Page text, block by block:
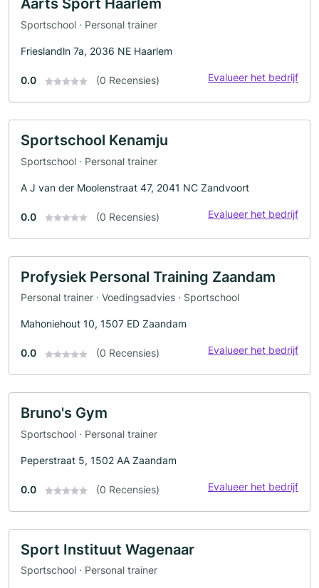
Aarts Sport Haarlem
Sportschool · Personal trainer
Frieslandln 7a, 2036 NE Haarlem
0.0 (0 Recensies) Evalueer het bedrijf
Sportschool Kenamju
Sportschool · Personal trainer
A J van der Moolenstraat 47, 2041 NC Zandvoort
0.0 (0 Recensies) Evalueer het bedrijf
Profysiek Personal Training Zaandam
Personal trainer · Voedingsadvies · Sportschool
Mahoniehout 10, 1507 ED Zaandam
0.0 (0 Recensies) Evalueer het bedrijf
Bruno's Gym
Sportschool · Personal trainer
Peperstraat 5, 1502 AA Zaandam
0.0 (0 Recensies) Evalueer het bedrijf
Sport Instituut Wagenaar
Sportschool · Personal trainer